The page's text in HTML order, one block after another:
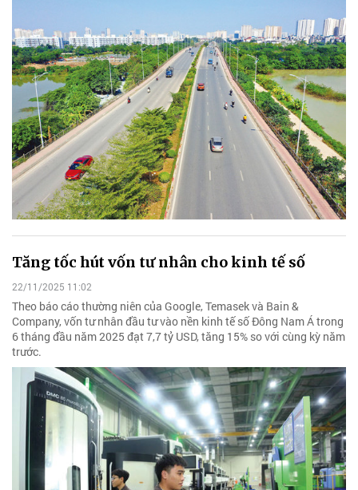
Tăng tốc hút vốn tư nhân cho kinh tế số
22/11/2025 11:02
Theo báo cáo thường niên của Google, Temasek và Bain &
Company, vốn tư nhân đầu tư vào nền kinh tế số Đông Nam Á trong
6 tháng đầu năm 2025 đạt 7,7 tỷ USD, tăng 15% so với cùng kỳ năm
trước.